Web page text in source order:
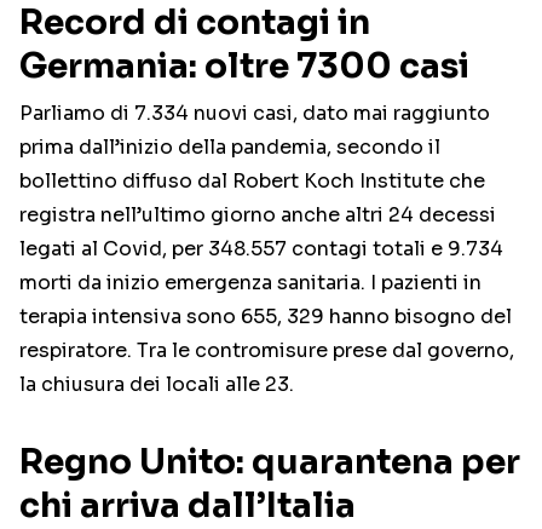
Record di contagi in
Germania: oltre 7300 casi
Parliamo di 7.334 nuovi casi, dato mai raggiunto
prima dall’inizio della pandemia, secondo il
bollettino diffuso dal Robert Koch Institute che
registra nell’ultimo giorno anche altri 24 decessi
legati al Covid, per 348.557 contagi totali e 9.734
morti da inizio emergenza sanitaria. I pazienti in
terapia intensiva sono 655, 329 hanno bisogno del
respiratore. Tra le contromisure prese dal governo,
la chiusura dei locali alle 23.
Regno Unito: quarantena per
chi arriva dall’Italia